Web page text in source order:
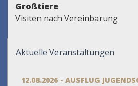
Großtiere
Visiten nach Vereinbarung
Aktuelle Veranstaltungen
12.08.2026 - AUSFLUG